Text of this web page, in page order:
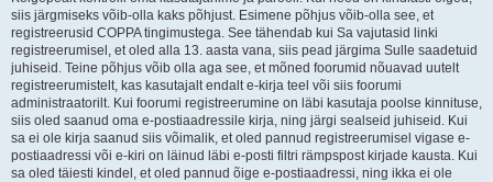
siis järgmiseks võib-olla kaks põhjust. Esimene põhjus võib-olla see, et
registreerusid COPPA tingimustega. See tähendab kui Sa vajutasid linki
registreerumisel, et oled alla 13. aasta vana, siis pead järgima Sulle saadetuid
juhiseid. Teine põhjus võib olla aga see, et mõned foorumid nõuavad uutelt
registreerumistelt, kas kasutajalt endalt e-kirja teel või siis foorumi
administraatorilt. Kui foorumi registreerumine on läbi kasutaja poolse kinnituse,
siis oled saanud oma e-postiaadressile kirja, ning järgi sealseid juhiseid. Kui
sa ei ole kirja saanud siis võimalik, et oled pannud registreerumisel vigase e-
postiaadressi või e-kiri on läinud läbi e-posti filtri rämpspost kirjade kausta. Kui
sa oled täiesti kindel, et oled pannud õige e-postiaadressi, ning ikka ei ole